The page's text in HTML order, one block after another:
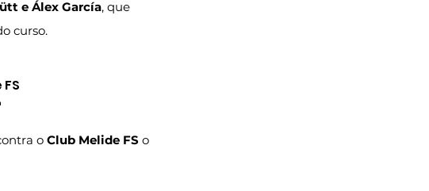
e Álex García, que
curso.
o Club Melide FS o